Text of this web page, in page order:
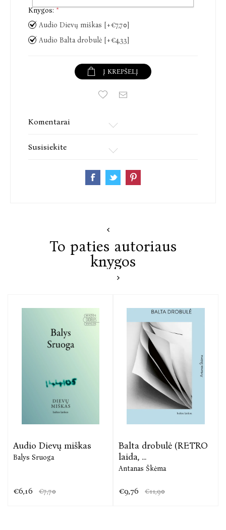
„Baltoje drobulėje“ nėra aiškios intrigos, vientiso
įtraukiantis skaitytoją į Garšvos apmąstymus,
įvykius, nutinkančius čia ir dabar, ir praeities
Antanas Škėma (1910–1961) – vienas reikšmingiausių
sulaužęs nusistovėjusias normas. Rašytojo kūryba
spektaklius, mėgo modernų meną. Emigravęs į JAV
vaidino ir režisavo išeivijos teatro trupėse. Autoriaus
drobulė“ ketverius metus nesulaukė leidėjo, o dabar
Knygos: *
Audio Dievų miškas [+€7,70]
Audio Balta drobulė [+€4,33]
Į KREPŠELĮ
Komentarai
Susisiekite
To paties autoriaus
knygos
Audio Dievų miškas
Balys Sruoga
€6,16 €7,70
Balta drobulė (RETRO
laida, ...
Antanas Škėma
€9,76 €11,90